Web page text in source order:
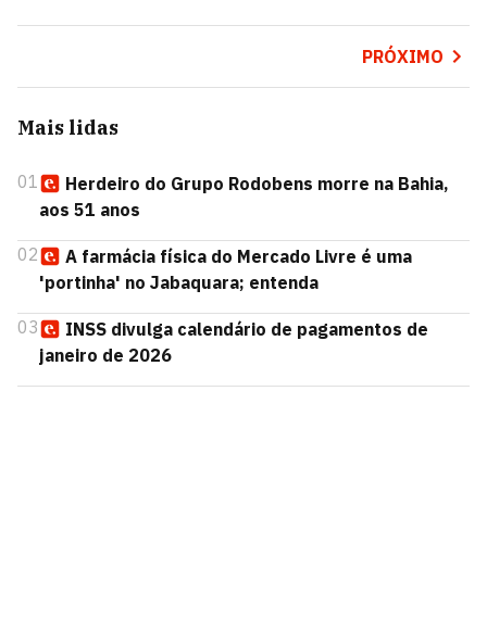
PRÓXIMO
Mais lidas
01
Herdeiro do Grupo Rodobens morre na Bahia,
aos 51 anos
02
A farmácia física do Mercado Livre é uma
'portinha' no Jabaquara; entenda
03
INSS divulga calendário de pagamentos de
janeiro de 2026